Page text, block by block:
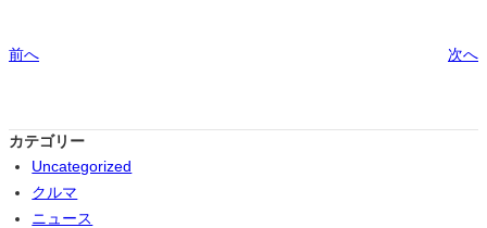
前へ 次へ
カテゴリー
Uncategorized
クルマ
ニュース